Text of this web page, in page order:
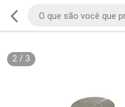
2/ 3